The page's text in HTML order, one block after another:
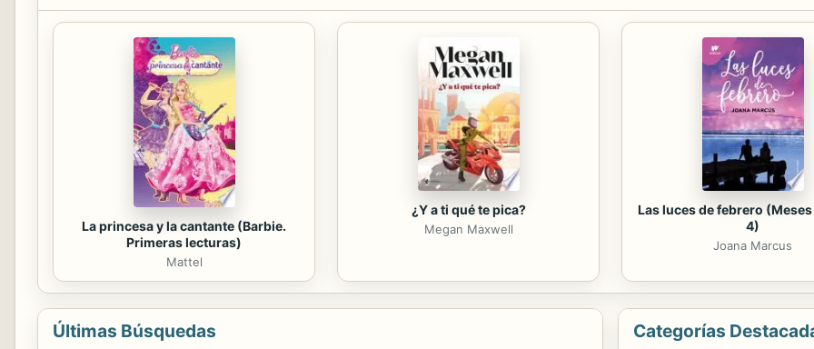
La princesa y la cantante (Barbie.
Primeras lecturas)
Mattel
¿Y a ti qué te pica?
Megan Maxwell
Las luces de febrero
4)
Joana Marcus
Últimas Búsquedas Categorías